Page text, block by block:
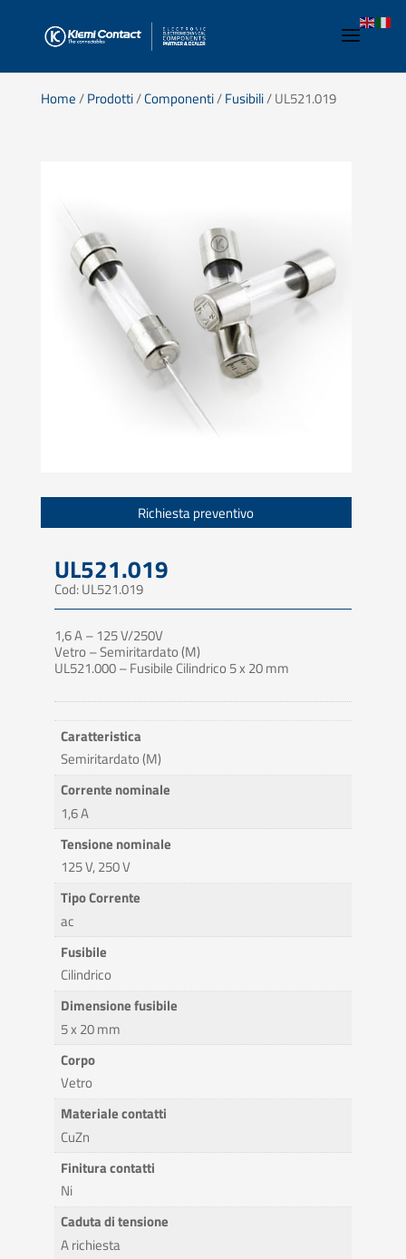
Home/Prodotti/Componenti/Fusibili/ UL521.019
Richiesta preventivo
UL521.019
Cod: UL521.019
1,6 A – 125 V/250V
Vetro – Semiritardato (M)
UL521.000 – Fusibile Cilindrico 5 x 20 mm
Caratteristica
Semiritardato (M)
Corrente nominale
1,6 A
Tensione nominale
125 V, 250 V
Tipo Corrente
ac
Fusibile
Cilindrico
Dimensione fusibile
5 x 20 mm
Corpo
Vetro
Materiale contatti
CuZn
Finitura contatti
Ni
Caduta di tensione
A richiesta